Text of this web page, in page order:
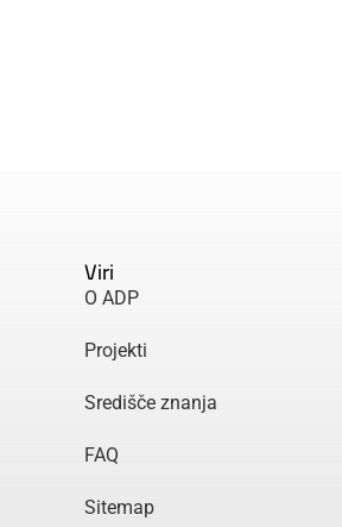
Viri
O ADP
Projekti
Središče znanja
FAQ
Sitemap